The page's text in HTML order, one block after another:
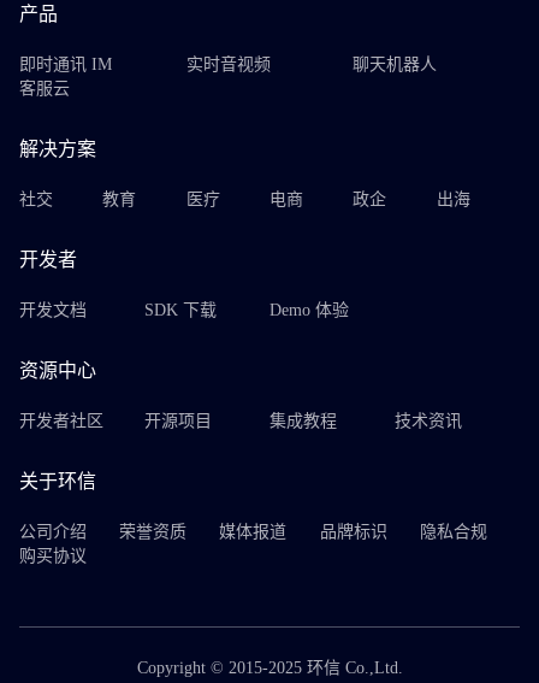
产品
即时通讯 IM 实时音视频
聊天机器人
客服云
解决方案
社交 教育 医疗 电商 政企 出海
开发者
开发文档 SDK 下载 Demo 体验
资源中心
开发者社区 开源项目 集成教程 技术资讯
关于环信
公司介绍 荣誉资质 媒体报道 品牌标识
隐私合规
购买协议
Copyright © 2015-2025 环信 Co.,Ltd.